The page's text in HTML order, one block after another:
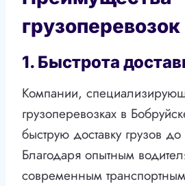
грузоперевозок
1. Быстрота
Компании,
грузоперевозках в
быструю доставку грузов
Благодаря опытным
современным